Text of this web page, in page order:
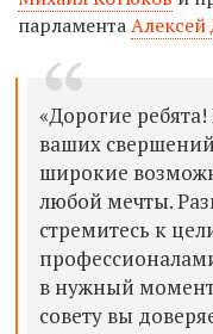
парламентаАлексей
«Дорогие
ваших
широкие
любой мечты.
стремитесь к
в нужный
совету вы